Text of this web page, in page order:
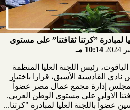
لمبادرة ”كرتنا ثقافتنا” على مستوى
10:14 مـ
رئيس اللجنة العليا المنظمة
القادسية الأسبق، قرارا باختيار
إدارة مجمع عمال مصر عضواً
الاولى على مستوى الوطن العربي.
عضواً باللجنة العليا لمبادرة "كرتنا...